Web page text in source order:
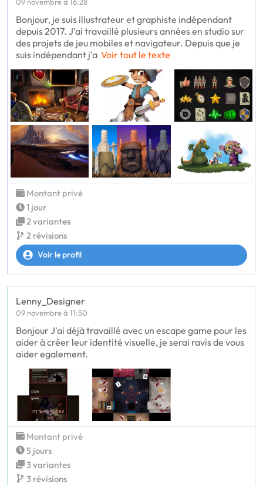
Bonjour, je suis illustrateur et graphiste indépendant
depuis 2017. J'ai travaillé plusieurs années en studio sur
des projets de jeu mobiles et navigateur. Depuis que je
suis indépendant j'a Voir tout le texte
Montant privé
1 jour
2 variantes
2 révisions
Voir le profil
Lenny_Designer
09 novembre à 11:50
Bonjour J'ai déjà travaillé avec un escape game pour les
aider à créer leur identité visuelle, je serai ravis de vous
aider egalement.
Montant privé
5 jours
3 variantes
3 révisions